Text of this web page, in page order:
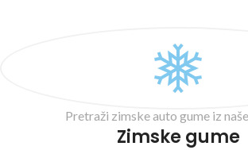
Pretraži zimske auto gume iz
Zimske gume